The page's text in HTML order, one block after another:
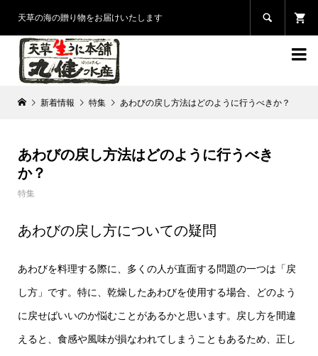
天草の海の贈り物をお届けいたします 

新着情報 特集 あわびの戻し方法はどのように行うべきか？
あわびの戻し方法はどのように行うべき
か？
特集
あわびの戻し方についての疑問
あわびを料理する際に、多くの人が直面する問題の一つは「戻
し方」です。特に、乾燥したあわびを使用する場合、どのよう
に戻せばいいのか悩むことがあるかと思います。戻し方を間違
えると、食感や風味が損なわれてしまうこともあるため、正し